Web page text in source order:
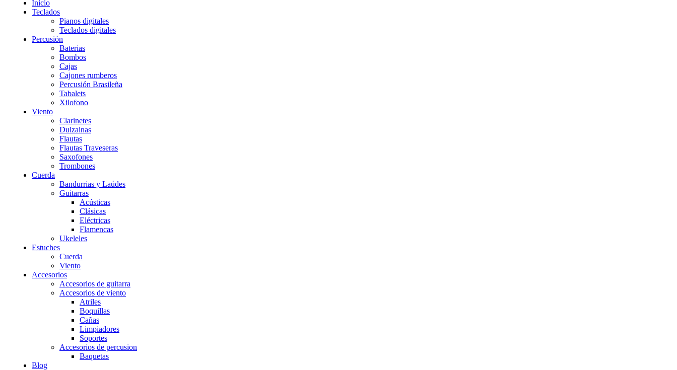
Inicio
Teclados
Pianos digitales
Teclados digitales
Percusión
Baterias
Bombos
Cajas
Cajones rumberos
Percusión Brasileña
Tabalets
Xilofono
Viento
Clarinetes
Dulzainas
Flautas
Flautas Traveseras
Saxofones
Trombones
Cuerda
Bandurrias y Laúdes
Guitarras
Acústicas
Clásicas
Eléctricas
Flamencas
Ukeleles
Estuches
Cuerda
Viento
Accesorios
Accesorios de guitarra
Accesorios de viento
Atriles
Boquillas
Cañas
Limpiadores
Soportes
Accesorios de percusion
Baquetas
Blog